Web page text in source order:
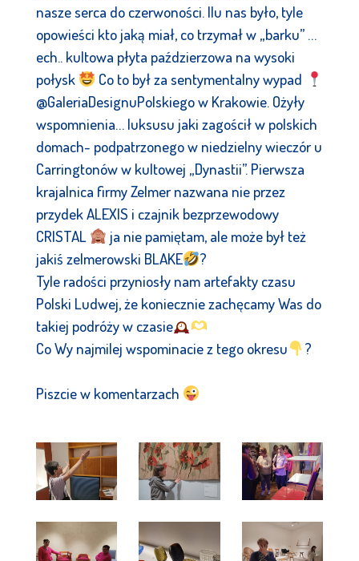
nasze serca do czerwoności. Ilu nas było, tyle
opowieści kto jaką miał, co trzymał w „barku” …
ech.. kultowa płyta paździerzowa na wysoki
połysk
Co to był za sentymentalny wypad
@GaleriaDesignuPolskiego w Krakowie. Ożyły
wspomnienia… luksusu jaki zagościł w polskich
domach- podpatrzonego w niedzielny wieczór u
Carringtonów w kultowej „Dynastii”. Pierwsza
krajalnica firmy Zelmer nazwana nie przez
przydek ALEXIS i czajnik bezprzewodowy
CRISTAL
ja nie pamiętam, ale może był też
jakiś zelmerowski BLAKE
?
Tyle radości przyniosły nam artefakty czasu
Polski Ludwej, że koniecznie zachęcamy Was do
takiej podróży w czasie
Co Wy najmilej wspominacie z tego okresu
?
Piszcie w komentarzach